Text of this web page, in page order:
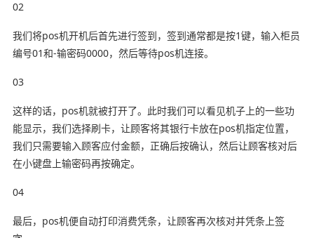
02
我们将pos机开机后首先进行签到，签到通常都是按1键，输入柜员
编号01和-输密码0000，然后等待pos机连接。
03
这样的话，pos机就被打开了。此时我们可以看见机子上的一些功
能显示，我们选择刷卡，让顾客将其银行卡放在pos机指定位置，
我们只需要输入顾客应付金额，正确后按确认，然后让顾客核对后
在小键盘上输密码再按确定。
04
最后，pos机便自动打印消费凭条，让顾客再次核对并凭条上签